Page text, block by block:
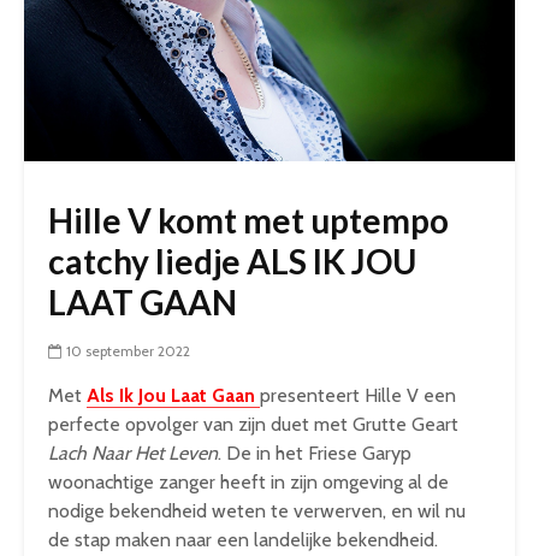
Hille V komt met uptempo
catchy liedje ALS IK JOU
LAAT GAAN
10 september 2022
Met Als Ik Jou Laat Gaan presenteert Hille V een
perfecte opvolger van zijn duet met Grutte Geart
Lach Naar Het Leven. De in het Friese Garyp
woonachtige zanger heeft in zijn omgeving al de
nodige bekendheid weten te verwerven, en wil nu
de stap maken naar een landelijke bekendheid.